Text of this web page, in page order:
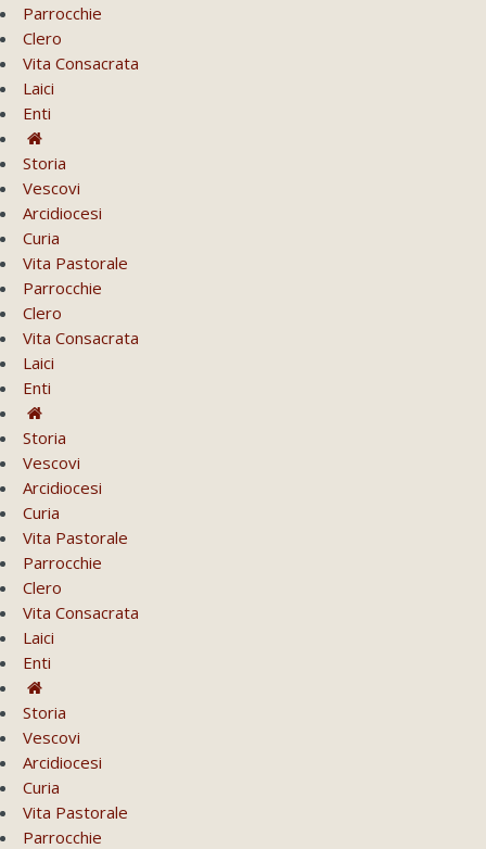
Parrocchie
Clero
Vita Consacrata
Laici
Enti
Storia
Vescovi
Arcidiocesi
Curia
Vita Pastorale
Parrocchie
Clero
Vita Consacrata
Laici
Enti
Storia
Vescovi
Arcidiocesi
Curia
Vita Pastorale
Parrocchie
Clero
Vita Consacrata
Laici
Enti
Storia
Vescovi
Arcidiocesi
Curia
Vita Pastorale
Parrocchie